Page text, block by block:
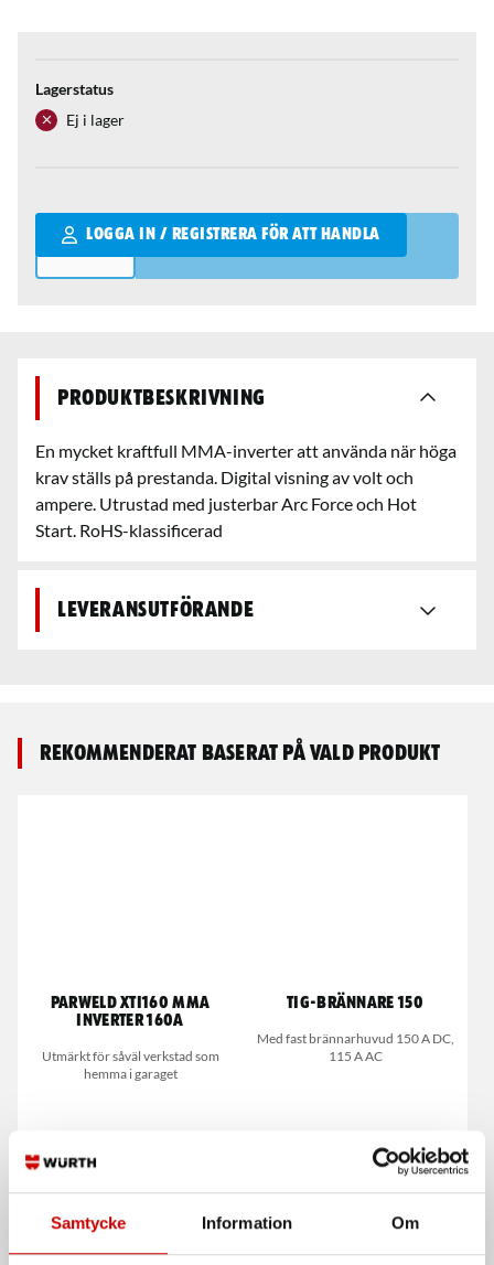
Samtycke Information Om
Lagerstatus
Ej i lager
LOGGA IN / REGISTRERA FÖR ATT HANDLA
Qantity
Produktbeskrivning
En mycket kraftfull MMA-inverter att använda när höga
krav ställs på prestanda. Digital visning av volt och
ampere. Utrustad med justerbar Arc Force och Hot
Start. RoHS-klassificerad
Leveransutförande
Rekommenderat baserat på vald produkt
Parweld XTI160 MMA
inverter 160A
Utmärkt för såväl verkstad som
hemma i garaget
TIG-brännare 150
Med fast brännarhuvud 150 A DC,
115 A AC